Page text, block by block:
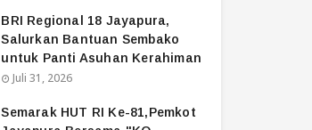
BRI Regional 18 Jayapura,
Salurkan Bantuan Sembako
untuk Panti Asuhan Kerahiman
Juli 31, 2026
Semarak HUT RI Ke-81,Pemkot